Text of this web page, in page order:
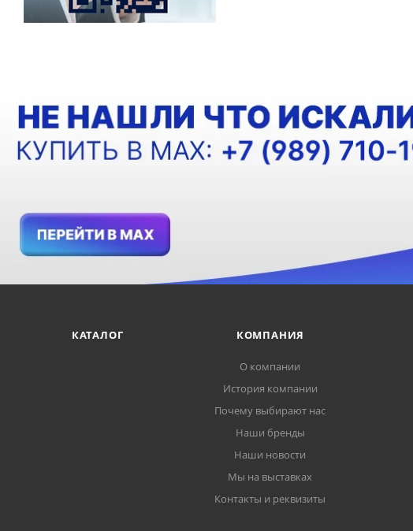
КАТАЛОГ КОМПАНИЯ
О компании
История компании
Почему выбирают нас
Наши бренды
Наши новости
Мы на выставках
Контакты и реквизиты